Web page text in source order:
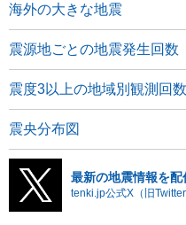
海外の大きな地震
震源地ごとの地震発生回数
震度3以上の地域別観測回数
震央分布図
最新の地震情報を配
tenki.jp公式X（旧